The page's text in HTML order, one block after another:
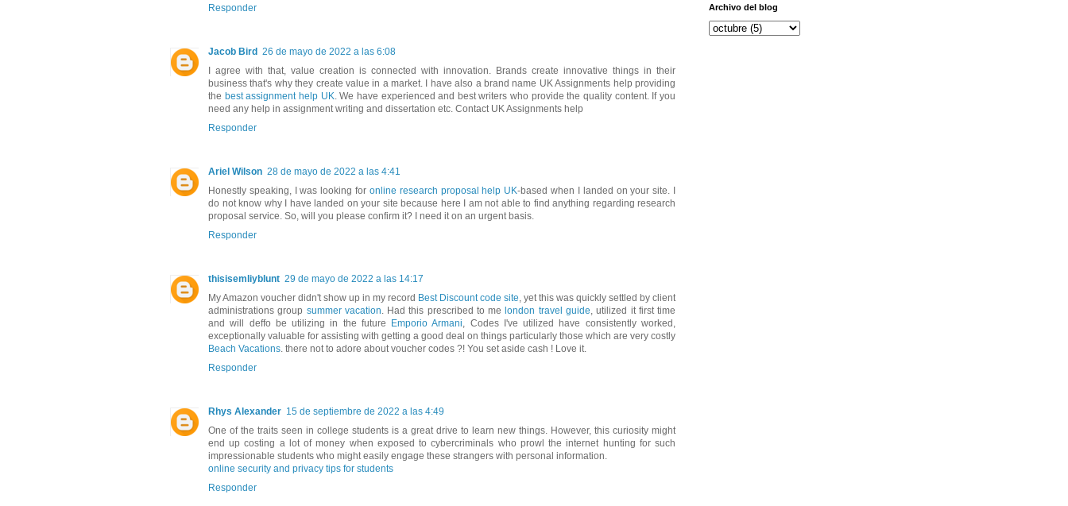
Responder
Jacob Bird 26 de mayo de 2022 a las 6:08
I agree with that, value creation is connected with innovation. Brands create innovative things in their
business that's why they create value in a market. I have also a brand name UK Assignments help providing
the best assignment help UK. We have experienced and best writers who provide the quality content. If you
need any help in assignment writing and dissertation etc. Contact UK Assignments help
Responder
Ariel Wilson 28 de mayo de 2022 a las 4:41
Honestly speaking, I was looking for online research proposal help UK-based when I landed on your site. I
do not know why I have landed on your site because here I am not able to find anything regarding research
proposal service. So, will you please confirm it? I need it on an urgent basis.
Responder
thisisemliyblunt 29 de mayo de 2022 a las 14:17
My Amazon voucher didn't show up in my record Best Discount code site, yet this was quickly settled by client
administrations group summer vacation. Had this prescribed to me london travel guide, utilized it first time
and will deffo be utilizing in the future
Emporio Armani, Codes I've utilized have consistently worked,
exceptionally valuable for assisting with getting a good deal on things particularly those which are very costly
Beach Vacations. there not to adore about voucher codes ?! You set aside cash ! Love it.
Responder
Rhys Alexander 15 de septiembre de 2022 a las 4:49
One of the traits seen in college students is a great drive to learn new things. However, this curiosity might
end up costing a lot of money when exposed to cybercriminals who prowl the internet hunting for such
impressionable students who might easily engage these strangers with personal information.
online security and privacy tips for students
Responder
Archivo del blog